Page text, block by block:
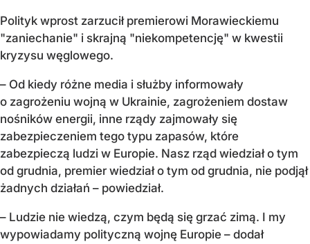
Polityk wprost zarzucił premierowi Morawieckiemu
"zaniechanie" i skrajną "niekompetencję" w kwestii
kryzysu węglowego.
– Od kiedy różne media i służby informowały
o zagrożeniu wojną w Ukrainie, zagrożeniem dostaw
nośników energii, inne rządy zajmowały się
zabezpieczeniem tego typu zapasów, które
zabezpieczą ludzi w Europie. Nasz rząd wiedział o tym
od grudnia, premier wiedział o tym od grudnia, nie podjął
żadnych działań – powiedział.
– Ludzie nie wiedzą, czym będą się grzać zimą. I my
wypowiadamy polityczną wojnę Europie – dodał